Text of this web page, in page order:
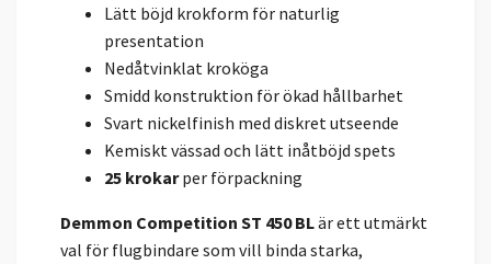
Lätt böjd krokform för naturlig
presentation
Nedåtvinklat kroköga
Smidd konstruktion för ökad hållbarhet
Svart nickelfinish med diskret utseende
Kemiskt vässad och lätt inåtböjd spets
25 krokarper förpackning
Demmon Competition ST 450 BLär ett utmärkt
val för flugbindare som vill binda starka,